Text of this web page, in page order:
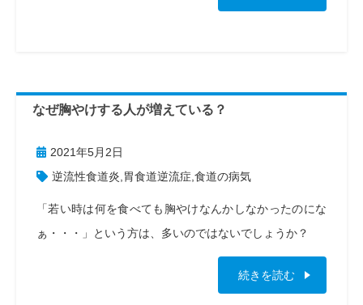
なぜ胸やけする人が増えている？
2021年5月2日
逆流性食道炎 胃食道逆流症 食道の病気
「若い時は何を食べても胸やけなんかしなかったのにな
ぁ・・・」という方は、多いのではないでしょうか？
続きを読む